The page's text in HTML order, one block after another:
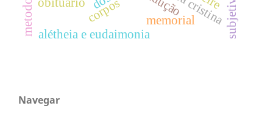
memorial
corpos
alétheia e eudaimonia
Navegar